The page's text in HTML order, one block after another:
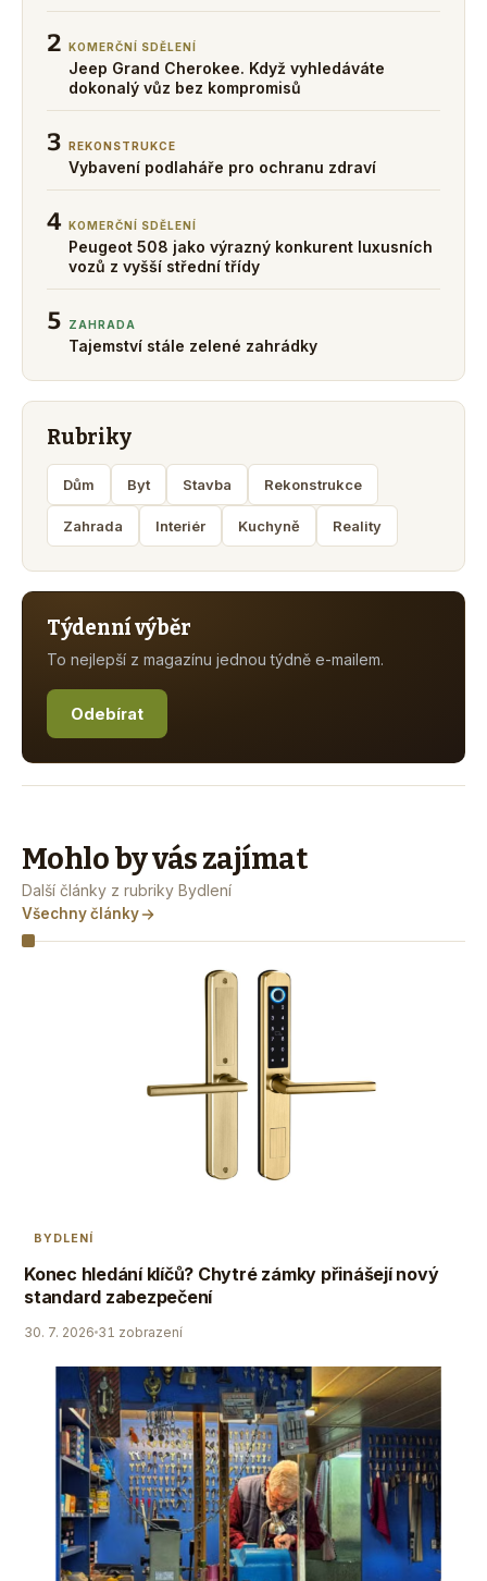
2 KOMERČNÍ SDĚLENÍ
Jeep Grand Cherokee. Když vyhledáváte
dokonalý vůz bez kompromisů
3 REKONSTRUKCE
Vybavení podlaháře pro ochranu zdraví
4 KOMERČNÍ SDĚLENÍ
Peugeot 508 jako výrazný konkurent luxusních
vozů z vyšší střední třídy
5 ZAHRADA
Tajemství stále zelené zahrádky
Rubriky
Dům Byt Stavba Rekonstrukce
Zahrada Interiér Kuchyně Reality
Týdenní výběr
To nejlepší z magazínu jednou týdně e-mailem.
Odebírat
Mohlo by vás zajímat
Další články z rubriky Bydlení
Všechny články
BYDLENÍ
Konec hledání klíčů? Chytré zámky přinášejí nový
standard zabezpečení
30. 7. 2026 31 zobrazení